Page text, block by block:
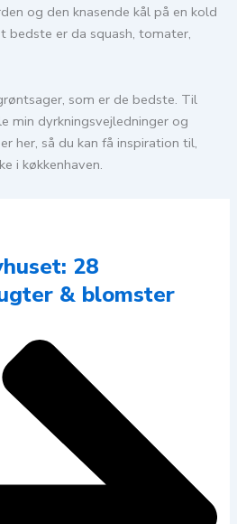
og den knasende kål på en kold
bedste er da squash, tomater,
som er de bedste. Til
min dyrkningsvejledninger og
her, så du kan få inspiration til,
i køkkenhaven.
28
& blomster